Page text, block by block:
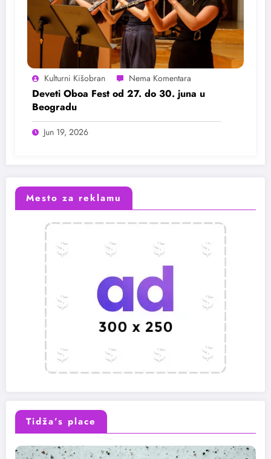
Kulturni Kišobran
Deveti Oboa Fest od 27. do 30. juna u
Beogradu
Jun 19, 2026
Mesto za reklamu
Tidža’s place